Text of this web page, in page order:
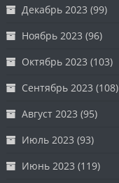
Декабрь 2023 (99)
Ноябрь 2023 (96)
Октябрь 2023 (103)
Сентябрь 2023 (108)
Август 2023 (95)
Июль 2023 (93)
Июнь 2023 (119)